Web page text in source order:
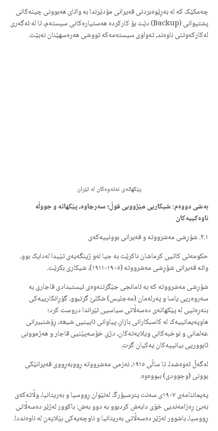
چەمکێک کە لە بەڕێوەبردنی قەیرانی مۆدێرندا بە واتای هەبوونی چینەکانی
پشتیوانی (Backup) دێت بۆ کارکردە هەستیارەکانی سیستەم، تا لە ئەگەری
لەکارکەوتنی ناوەند، تەواوی سیستەمەکە تووشی هەرەسهێنان نەبێت.
پێکهاتەی نەتەوەکان لە ئێران
بەشی دووەم: شیکاریی مێژوویی قوڵ؛ سەرچاوە، پێکهاتە و جووڵە
ناوەکییەکان
٢.١. شۆڕشی مەشرووتە و قەیرانی بوونییەکەی
حکومەتی کاتیی کرماشان ناکرێت بە جیا لەو ژینگەیەی تێیدا لەدایک بوو،
واتە قەیرانی شۆڕشی مەشرووتە (١٩٠٥-١٩١١)، شیکاری بکرێت.
شۆڕشی مەشرووتە کە بە ئامانجی جێگرتنەوەی ئیستبدادی قاجاری بە
سەروەریی یاسا و پەرلەمان (مەجلیس) شکلێ گرتبوو، گۆڕانکارییەکی
بنەڕەتیی لە پێکهاتەی دەسەڵاتی سیاسیی ئێراندا دروست کرد؛
هاوپەیمانییەک لە کاسبکارانی بازاڕ، پیاوانی ئایینیی شیعە، ڕۆشنبیرانی
عەلمانی و نوخبەکانی ویلایەتەکان، دژی خۆسەپێنیی قاجار و هەژموونی
ئابووریی بیانییەکان یەکیان گرت.
لەگەڵ ئەوەشدا، تا ساڵی ١٩١٥، نەزمی مەشرووتە ڕووبەڕووی قەیرانێکی
بوونی (وجوودی) ببووەوە.
پەیماننامەی ١٩٠٧ی سەنت پترسبۆرگ لەنێوان ڕووسیا و بەریتانیا، وڵاتەکەی
بەبێ ڕەزامەندیی خۆی دابەش کردبوو بە دوو بەش: باکوور لەژێر دەسەڵاتی
ڕووسیا، باشوور لەژێر دەسەڵاتی بەریتانیا و ناوچەیەکی بێلایەن لە ناوەنددا.